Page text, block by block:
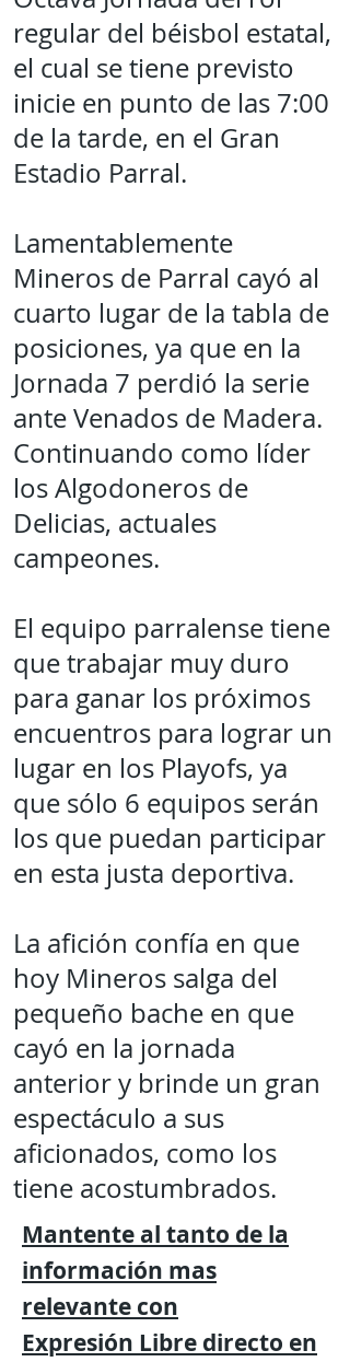
regular del béisbol estatal,
el cual se tiene previsto
inicie en punto de las 7:00
de la tarde, en el Gran
Estadio Parral.
Lamentablemente
Mineros de Parral cayó al
cuarto lugar de la tabla de
posiciones, ya que en la
Jornada 7 perdió la serie
ante Venados de Madera.
Continuando como líder
los Algodoneros de
Delicias, actuales
campeones.
El equipo parralense tiene
que trabajar muy duro
para ganar los próximos
encuentros para lograr un
lugar en los Playofs, ya
que sólo 6 equipos serán
los que puedan participar
en esta justa deportiva.
La afición confía en que
hoy Mineros salga del
pequeño bache en que
cayó en la jornada
anterior y brinde un gran
espectáculo a sus
aficionados, como los
tiene acostumbrados.
Mantente al tanto de la
información mas
relevante con
Expresión Libre directo en